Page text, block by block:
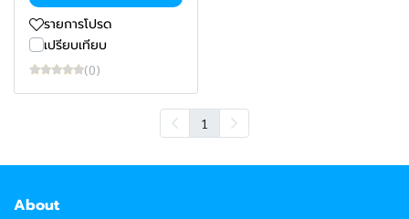
รายการโปรด
เปรียบเทียบ
(0)
1
About